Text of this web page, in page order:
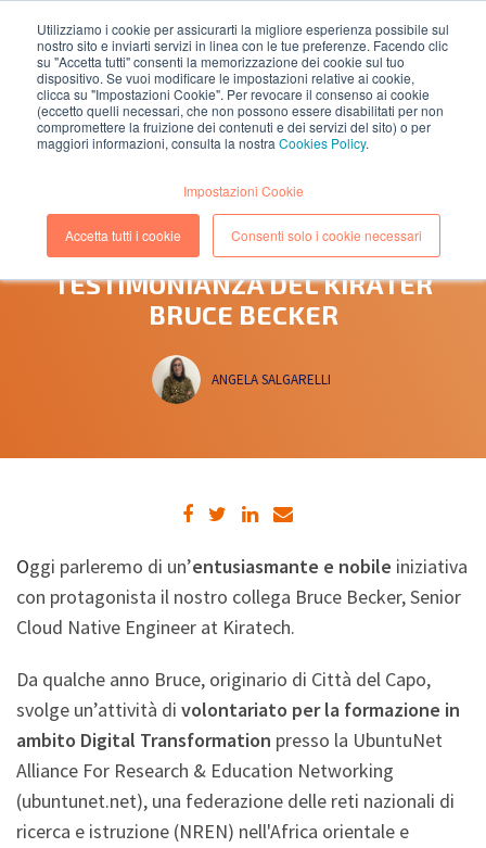
Utilizziamo i cookie per assicurarti la migliore esperienza possibile sul
nostro sito e inviarti servizi in linea con le tue preferenze. Facendo clic
su "Accetta tutti" consenti la memorizzazione dei cookie sul tuo
dispositivo. Se vuoi modificare le impostazioni relative ai cookie,
clicca su "Impostazioni Cookie". Per revocare il consenso ai cookie
(eccetto quelli necessari, che non possono essere disabilitati per non
compromettere la fruizione dei contenuti e dei servizi del sito) o per
maggiori informazioni, consulta la nostra Cookies Policy.
Impostazioni Cookie
Accetta tutti i cookie Consenti solo i cookie necessari
EN IT
DIGITAL TRANSFORMATION IN
AFRICA SUB-SAHARIANA, LA
TESTIMONIANZA DEL KIRATER
BRUCE BECKER
ANGELA SALGARELLI
Oggi parleremo di un’entusiasmante e nobile iniziativa
con protagonista il nostro collega Bruce Becker, Senior
Cloud Native Engineer at Kiratech.
Da qualche anno Bruce, originario di Città del Capo,
svolge un’attività di volontariato per la formazione in
ambito Digital Transformation presso la UbuntuNet
Alliance For Research & Education Networking
(ubuntunet.net), una federazione delle reti nazionali di
ricerca e istruzione (NREN) nell'Africa orientale e